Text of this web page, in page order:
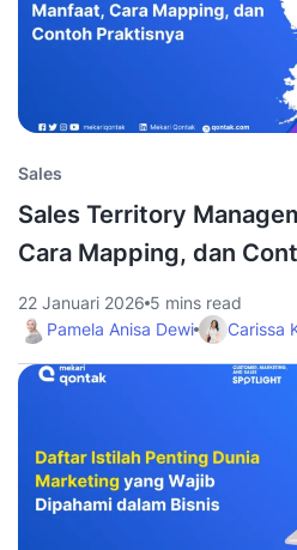
Sales
Sales Territory
Cara Mapping, dan
22 Januari 2026 5 mins read
Pamela Anisa Dewi
Carissa